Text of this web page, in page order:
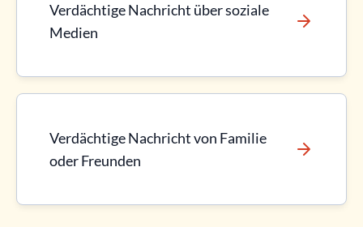
Verdächtige Nachricht über soziale
Medien
Verdächtige Nachricht von Familie
oder Freunden